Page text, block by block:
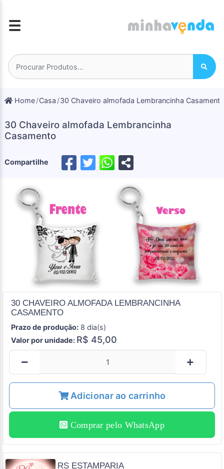
☰
Home Casa 30 Chaveiro almofada Lembrancinha
30 Chaveiro almofada Lembrancinha
Casamento
Compartilhe
30 CHAVEIRO ALMOFADA LEMBRANCINHA
CASAMENTO
Prazo de produção: 8 dia(s)
Valor por unidade: R$ 45,00
Adicionar ao carrinho
Comprar pelo WhatsApp
RS ESTAMPARIA